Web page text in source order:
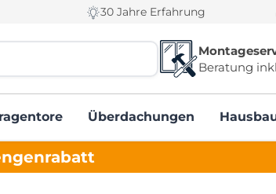
30 Jahre Erfahrung
Beratung
Überdachungen